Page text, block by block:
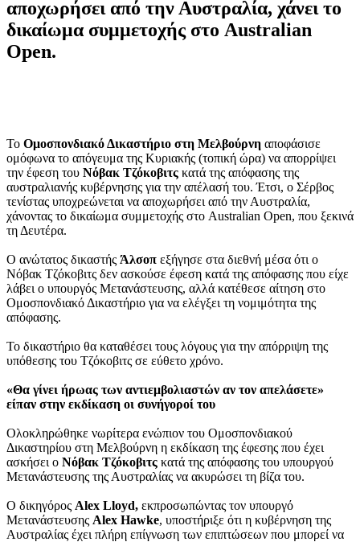
αποχωρήσει από την Αυστραλία, χάνει το
δικαίωμα συμμετοχής στο Australian
Open.
Το Ομοσπονδιακό Δικαστήριο στη Μελβούρνη αποφάσισε
ομόφωνα το απόγευμα της Κυριακής (τοπική ώρα) να απορρίψει
την έφεση του Νόβακ Τζόκοβιτς κατά της απόφασης της
αυστραλιανής κυβέρνησης για την απέλασή του. Έτσι, ο Σέρβος
τενίστας υποχρεώνεται να αποχωρήσει από την Αυστραλία,
χάνοντας το δικαίωμα συμμετοχής στο Australian Open, που ξεκινά
τη Δευτέρα.
Ο ανώτατος δικαστής Άλσοπ εξήγησε στα διεθνή μέσα ότι ο
Νόβακ Τζόκοβιτς δεν ασκούσε έφεση κατά της απόφασης που είχε
λάβει ο υπουργός Μετανάστευσης, αλλά κατέθεσε αίτηση στο
Ομοσπονδιακό Δικαστήριο για να ελέγξει τη νομιμότητα της
απόφασης.
Το δικαστήριο θα καταθέσει τους λόγους για την απόρριψη της
υπόθεσης του Τζόκοβιτς σε εύθετο χρόνο.
«Θα γίνει ήρωας των αντιεμβολιαστών αν τον απελάσετε»
είπαν στην εκδίκαση οι συνήγοροί του
Ολοκληρώθηκε νωρίτερα ενώπιον του Ομοσπονδιακού
Δικαστηρίου στη Μελβούρνη η εκδίκαση της έφεσης που έχει
ασκήσει ο Νόβακ Τζόκοβιτς κατά της απόφασης του υπουργού
Μετανάστευσης της Αυστραλίας να ακυρώσει τη βίζα του.
Ο δικηγόρος Alex Lloyd, εκπροσωπώντας τον υπουργό
Μετανάστευσης Alex Hawke, υποστήριξε ότι η κυβέρνηση της
Αυστραλίας έχει πλήρη επίγνωση των επιπτώσεων που μπορεί να